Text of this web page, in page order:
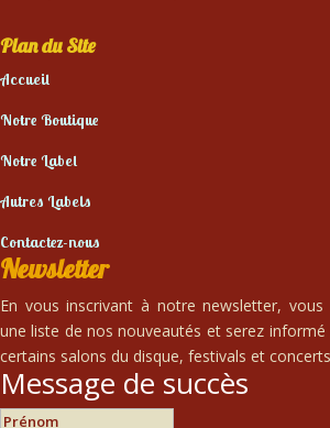
Plan du Site
Accueil
Notre Boutique
Notre Label
Autres Labels
Contactez-nous
Newsletter
En vous inscrivant à notre newsletter, vous
une liste de nos nouveautés et serez
certains salons du disque, festivals et
Message de succès